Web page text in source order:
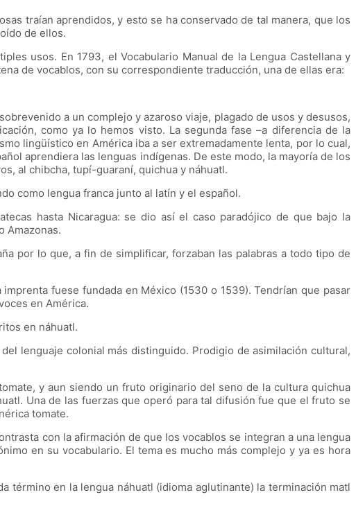
traían aprendidos, y esto se ha conservado de tal manera, que los
de ellos.
usos. En 1793, el Vocabulario Manual de la Lengua Castellana y
de vocablos, con su correspondiente traducción, una de ellas era:
a un complejo y azaroso viaje, plagado de usos y desusos,
como ya lo hemos visto. La segunda fase –a diferencia de la
lingüístico en América iba a ser extremadamente lenta, por lo cual,
aprendiera las lenguas indígenas. De este modo, la mayoría de los
al chibcha, tupí-guaraní, quichua y náhuatl.
como lengua franca junto al latín y el español.
hasta Nicaragua: se dio así el caso paradójico de que bajo la
Amazonas.
por lo que, a fin de simplificar, forzaban las palabras a todo tipo de
fuese fundada en México (1530 o 1539). Tendrían que pasar
en América.
en náhuatl.
lenguaje colonial más distinguido. Prodigio de asimilación cultural,
y aun siendo un fruto originario del seno de la cultura quichua
Una de las fuerzas que operó para tal difusión fue que el fruto se
tomate.
con la afirmación de que los vocablos se integran a una lengua
en su vocabulario. El tema es mucho más complejo y ya es hora
término en la lengua náhuatl (idioma aglutinante) la terminación matl